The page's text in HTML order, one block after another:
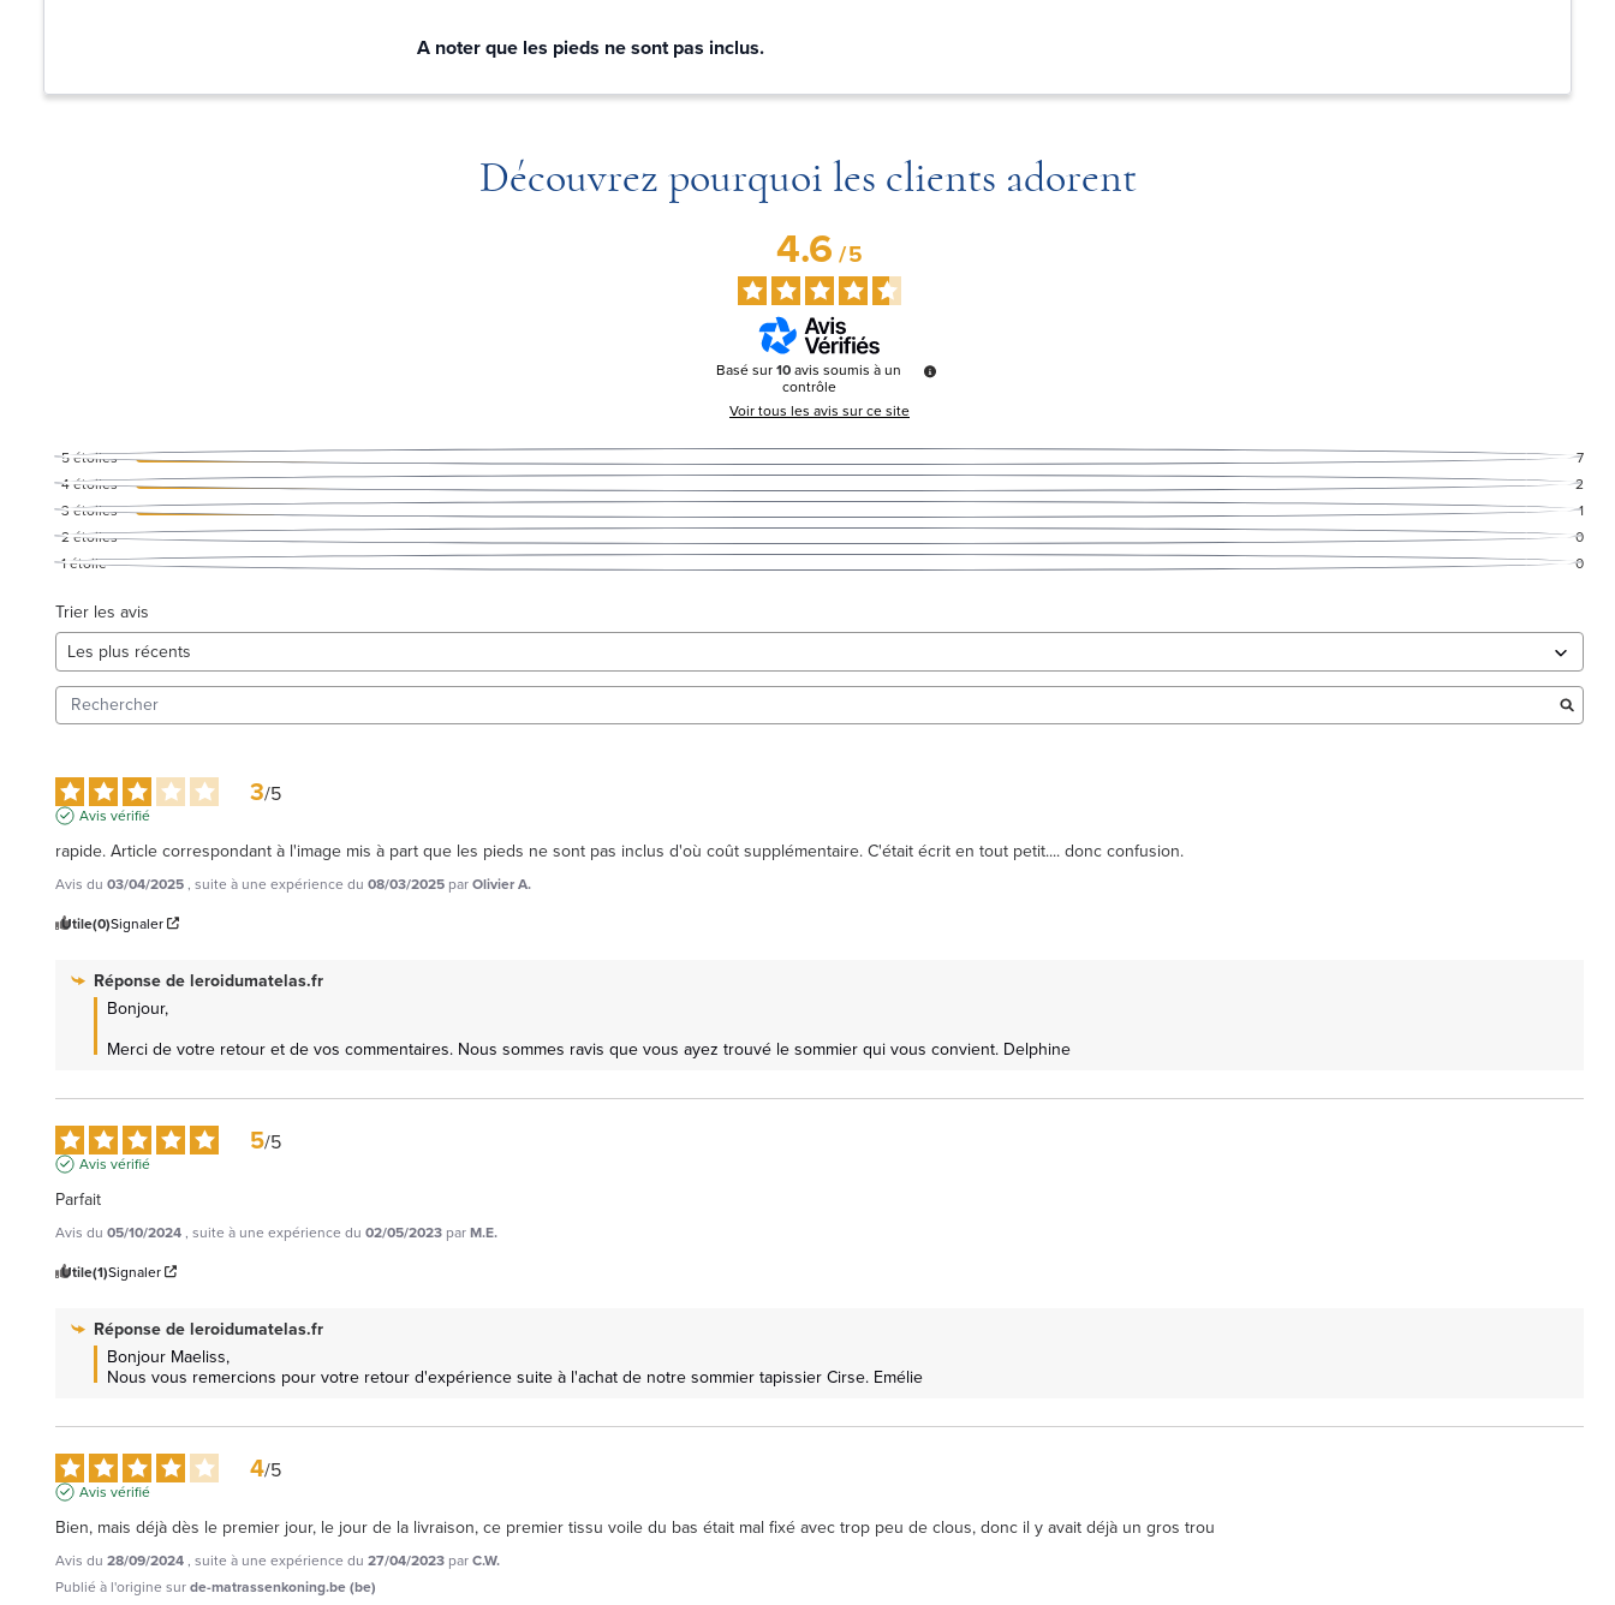
A noter que les pieds ne sont pas inclus.
Découvrez pourquoi les clients adorent
4.6/5
Basé sur10avis soumis à un
contrôle
Voir tous les avis sur ce site
5étoiles
7
4étoiles
2
3 étoiles
1
2étoiles
0
1étoile 0
Trier les avis
3/5
Avis vérifié
rapide. Article correspondant à l'image mis à part que les pieds ne sont pas inclus d'où coût supplémentaire. C'était écrit en tout petit.... donc confusion.
Avis du 03/04/2025, suite à une expérience du 08/03/2025 parOlivier A.
Utile(0)Signaler
Réponse de leroidumatelas.fr
Bonjour,
Merci de votre retour et de vos commentaires. Nous sommes ravis que vous ayez trouvé le sommier qui vous convient. Delphine
5/5
Avis vérifié
Parfait
Avis du 05/10/2024, suite à une expérience du 02/05/2023 parM.E.
Utile(1)Signaler
Réponse de leroidumatelas.fr
Bonjour Maeliss,
Nous vous remercions pour votre retour d'expérience suite à l'achat de notre sommier tapissier Cirse. Emélie
4/5
Avis vérifié
Bien, mais déjà dès le premier jour, le jour de la livraison, ce premier tissu voile du bas était mal fixé avec trop peu de clous, donc il y avait déjà un gros trou
Avis du 28/09/2024, suite à une expérience du 27/04/2023 parC.W.
Publié à l'origine surde-matrassenkoning.be (be)